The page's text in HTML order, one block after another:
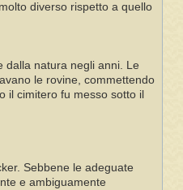
diverso rispetto a quello
dalla natura negli anni. Le
le rovine, commettendo
il cimitero fu messo sotto il
Sebbene le adeguate
e ambiguamente